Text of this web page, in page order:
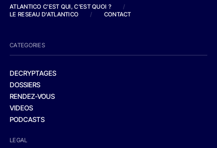
ATLANTICO C'EST QUI, C'EST QUOI ?
/
LE RESEAU D'ATLANTICO
/ CONTACT
CATEGORIES
DECRYPTAGES
DOSSIERS
RENDEZ-VOUS
VIDEOS
PODCASTS
LEGAL